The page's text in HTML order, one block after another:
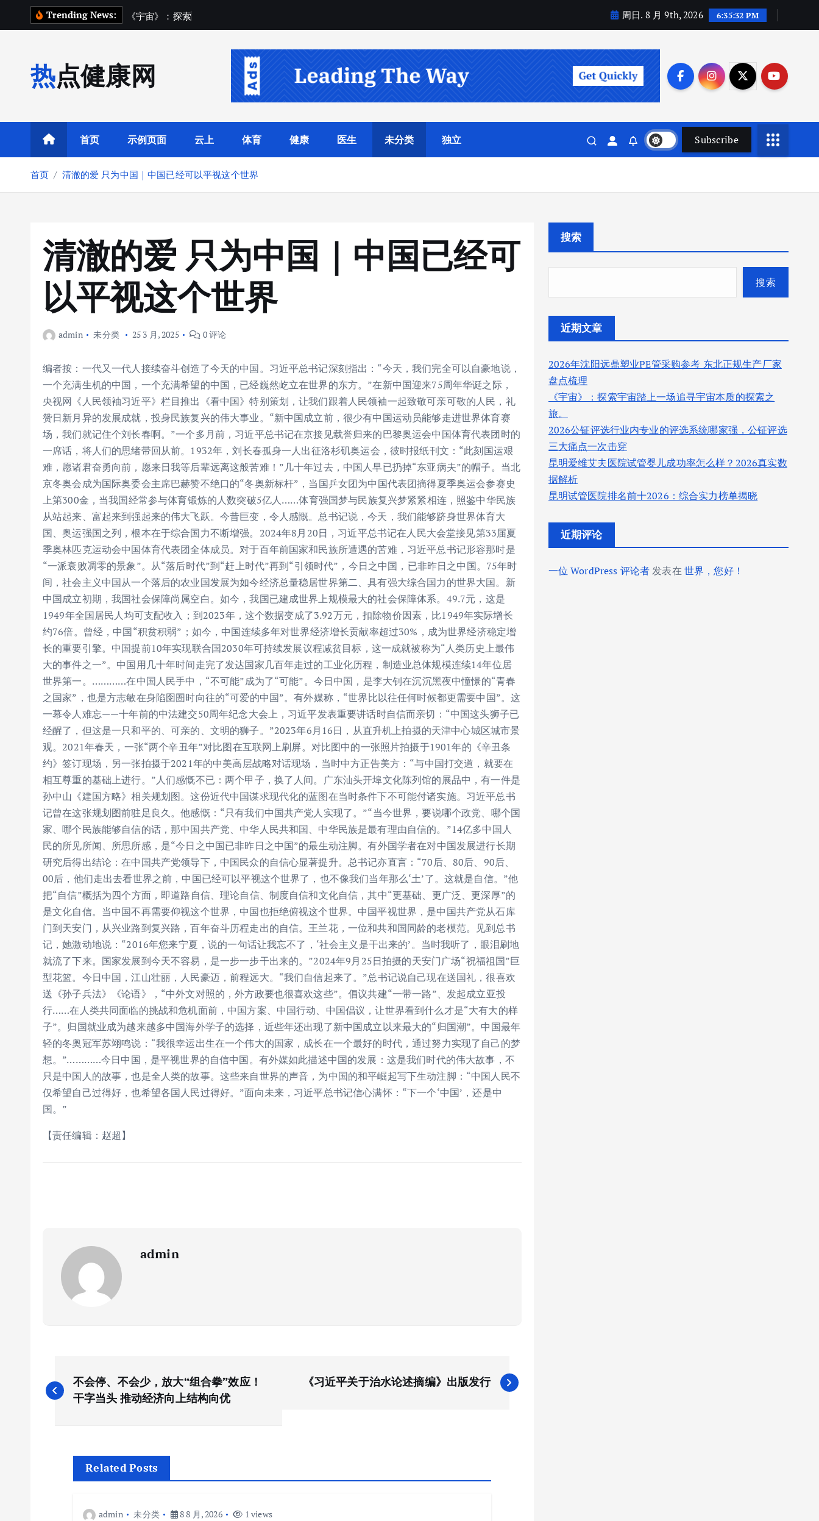
Trending News: 《宇宙》 ： 探索 周日. 8 月 9th, 2026 6:35:33 PM
热点健康网
首页 示例页面 云上 体育 健康 医生 未分类 独立 Subscribe
首页 清澈的爱 只为中国｜中国已经可以平视这个世界
清澈的爱 只为中国｜中国已经可
以平视这个世界
admin 未分类 25 3 月, 2025 0 评论
编者按：一代又一代人接续奋斗创造了今天的中国。习近平总书记深刻指出：“今天，我们完全可以自豪地说，
一个充满生机的中国，一个充满希望的中国，已经巍然屹立在世界的东方。”在新中国迎来75周年华诞之际，
央视网《人民领袖习近平》栏目推出《看中国》特别策划，让我们跟着人民领袖一起致敬可亲可敬的人民，礼
赞日新月异的发展成就，投身民族复兴的伟大事业。“新中国成立前，很少有中国运动员能够走进世界体育赛
场，我们就记住个刘长春啊。”一个多月前，习近平总书记在京接见载誉归来的巴黎奥运会中国体育代表团时的
一席话，将人们的思绪带回从前。1932年，刘长春孤身一人出征洛杉矶奥运会，彼时报纸刊文：“此刻国运艰
难，愿诸君奋勇向前，愿来日我等后辈远离这般苦难！”几十年过去，中国人早已扔掉“东亚病夫”的帽子。当北
京冬奥会成为国际奥委会主席巴赫赞不绝口的“冬奥新标杆”，当国乒女团为中国代表团摘得夏季奥运会参赛史
上第300金，当我国经常参与体育锻炼的人数突破5亿人……体育强国梦与民族复兴梦紧紧相连，照鉴中华民族
从站起来、富起来到强起来的伟大飞跃。今昔巨变，令人感慨。总书记说，今天，我们能够跻身世界体育大
国、奥运强国之列，根本在于综合国力不断增强。2024年8月20日，习近平总书记在人民大会堂接见第33届夏
季奥林匹克运动会中国体育代表团全体成员。对于百年前国家和民族所遭遇的苦难，习近平总书记形容那时是
“一派衰败凋零的景象”。从“落后时代”到“赶上时代”再到“引领时代”，今日之中国，已非昨日之中国。75年时
间，社会主义中国从一个落后的农业国发展为如今经济总量稳居世界第二、具有强大综合国力的世界大国。新
中国成立初期，我国社会保障尚属空白。如今，我国已建成世界上规模最大的社会保障体系。49.7元，这是
1949年全国居民人均可支配收入；到2023年，这个数据变成了3.92万元，扣除物价因素，比1949年实际增长
约76倍。曾经，中国“积贫积弱”；如今，中国连续多年对世界经济增长贡献率超过30%，成为世界经济稳定增
长的重要引擎。中国提前10年实现联合国2030年可持续发展议程减贫目标，这一成就被称为“人类历史上最伟
大的事件之一”。中国用几十年时间走完了发达国家几百年走过的工业化历程，制造业总体规模连续14年位居
世界第一。…………在中国人民手中，“不可能”成为了“可能”。今日中国，是李大钊在沉沉黑夜中憧憬的“青春
之国家”，也是方志敏在身陷囹圄时向往的“可爱的中国”。有外媒称，“世界比以往任何时候都更需要中国”。这
一幕令人难忘——十年前的中法建交50周年纪念大会上，习近平发表重要讲话时自信而亲切：“中国这头狮子已
经醒了，但这是一只和平的、可亲的、文明的狮子。”2023年6月16日，从直升机上拍摄的天津中心城区城市景
观。2021年春天，一张“两个辛丑年”对比图在互联网上刷屏。对比图中的一张照片拍摄于1901年的《辛丑条
约》签订现场，另一张拍摄于2021年的中美高层战略对话现场，当时中方正告美方：“与中国打交道，就要在
相互尊重的基础上进行。”人们感慨不已：两个甲子，换了人间。广东汕头开埠文化陈列馆的展品中，有一件是
孙中山《建国方略》相关规划图。这份近代中国谋求现代化的蓝图在当时条件下不可能付诸实施。习近平总书
记曾在这张规划图前驻足良久。他感慨：“只有我们中国共产党人实现了。”“当今世界，要说哪个政党、哪个国
家、哪个民族能够自信的话，那中国共产党、中华人民共和国、中华民族是最有理由自信的。”14亿多中国人
民的所见所闻、所思所感，是“今日之中国已非昨日之中国”的最生动注脚。有外国学者在对中国发展进行长期
研究后得出结论：在中国共产党领导下，中国民众的自信心显著提升。总书记亦直言：“70后、80后、90后、
00后，他们走出去看世界之前，中国已经可以平视这个世界了，也不像我们当年那么‘土’了。这就是自信。”他
把“自信”概括为四个方面，即道路自信、理论自信、制度自信和文化自信，其中“更基础、更广泛、更深厚”的
是文化自信。当中国不再需要仰视这个世界，中国也拒绝俯视这个世界。中国平视世界，是中国共产党从石库
门到天安门，从兴业路到复兴路，百年奋斗历程走出的自信。王兰花，一位和共和国同龄的老模范。见到总书
记，她激动地说：“2016年您来宁夏，说的一句话让我忘不了，‘社会主义是干出来的’。当时我听了，眼泪刷地
就流了下来。国家发展到今天不容易，是一步一步干出来的。”2024年9月25日拍摄的天安门广场“祝福祖国”巨
型花篮。今日中国，江山壮丽，人民豪迈，前程远大。“我们自信起来了。”总书记说自己现在送国礼，很喜欢
送《孙子兵法》《论语》，“中外文对照的，外方政要也很喜欢这些”。倡议共建“一带一路”、发起成立亚投
行……在人类共同面临的挑战和危机面前，中国方案、中国行动、中国倡议，让世界看到什么才是“大有大的样
子”。归国就业成为越来越多中国海外学子的选择，近些年还出现了新中国成立以来最大的“归国潮”。中国最年
轻的冬奥冠军苏翊鸣说：“我很幸运出生在一个伟大的国家，成长在一个最好的时代，通过努力实现了自己的梦
想。”…………今日中国，是平视世界的自信中国。有外媒如此描述中国的发展：这是我们时代的伟大故事，不
只是中国人的故事，也是全人类的故事。这些来自世界的声音，为中国的和平崛起写下生动注脚：“中国人民不
仅希望自己过得好，也希望各国人民过得好。”面向未来，习近平总书记信心满怀：“下一个‘中国’，还是中
国。”
【责任编辑：赵超】
admin
文
章
不会停、不会少，放大“组合拳”效应！
干字当头 推动经济向上结构向优
《习近平关于治水论述摘编》出版发行
Related Posts
admin 未分类 8 8 月, 2026 1 views
搜索
搜索
近期文章
2026年沈阳远鼎塑业PE管采购参考 东北正规生产厂家
盘点梳理
《宇宙》：探索宇宙踏上一场追寻宇宙本质的探索之
旅。
2026公钲评选行业内专业的评选系统哪家强，公钲评选
三大痛点一次击穿
昆明爱维艾夫医院试管婴儿成功率怎么样？2026真实数
据解析
昆明试管医院排名前十2026：综合实力榜单揭晓
近期评论
一位 WordPress 评论者发表在 世界，您好！